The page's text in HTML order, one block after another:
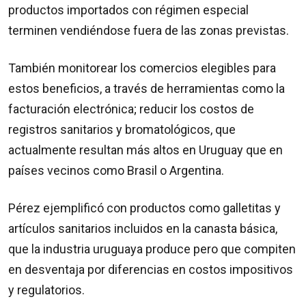
productos importados con régimen especial
terminen vendiéndose fuera de las zonas previstas.
También monitorear los comercios elegibles para
estos beneficios, a través de herramientas como la
facturación electrónica; reducir los costos de
registros sanitarios y bromatológicos, que
actualmente resultan más altos en Uruguay que en
países vecinos como Brasil o Argentina.
Pérez ejemplificó con productos como galletitas y
artículos sanitarios incluidos en la canasta básica,
que la industria uruguaya produce pero que compiten
en desventaja por diferencias en costos impositivos
y regulatorios.